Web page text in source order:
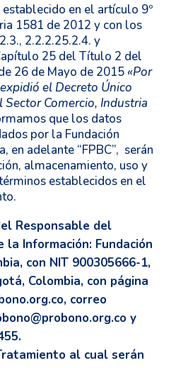
en el artículo 9º
1581 de 2012 y con los
2.2.2.25.2.4. y
25 del Título 2 del
26 de Mayo de 2015 «Por
el Decreto Único
Comercio, Industria
que los datos
por la Fundación
en adelante “FPBC”, serán
almacenamiento, uso y
establecidos en el
Responsable del
la Información: Fundación
con NIT 900305666-1,
Colombia, con página
, correo
y
al cual serán